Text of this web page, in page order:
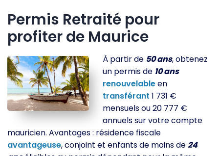
Permis Retraité pour
profiter de Maurice
À partir de 50 ans, obtenez
un permis de 10 ans
renouvelableen
transférant 1 731 €
mensuels ou 20 777 €
annuels sur votre compte
mauricien. Avantages : résidence fiscale
avantageuse, conjoint et enfants de moins de24